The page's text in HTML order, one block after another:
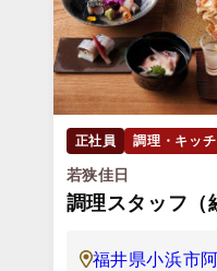
正社員 調理・キッ
若狭佳日
調理スタッフ（
福井県小浜市